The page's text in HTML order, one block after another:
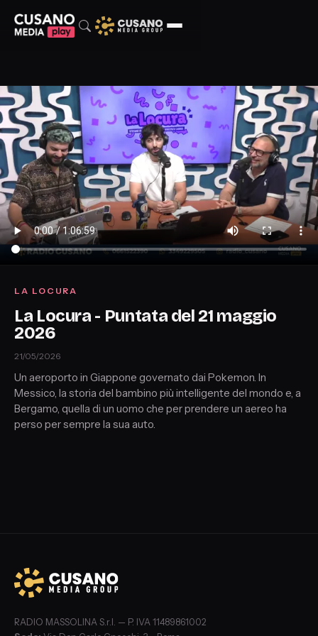
LA LOCURA
La Locura - Puntata del 21 maggio
2026
21/05/2026
Un aeroporto in Giappone governato dai Pokemon. In
Messico, la storia del bambino più intelligente del mondo e, a
Bergamo, quella di un uomo che per prendere un aereo ha
perso per sempre la sua auto.
RADIO MASSOLINA S.r.l. — P. IVA 11489861002